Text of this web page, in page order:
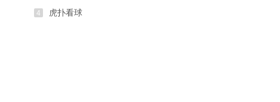
4 虎扑看球